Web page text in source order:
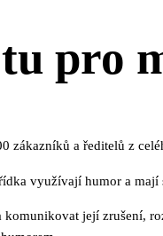
pro
zákazníků a ředitelů z
využívají humor a
komunikovat její zrušení,